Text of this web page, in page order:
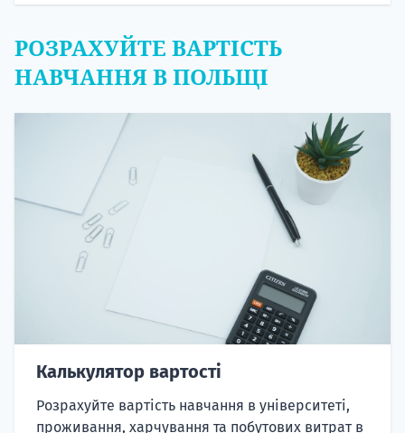
РОЗРАХУЙТЕ ВАРТІСТЬ
НАВЧАННЯ В ПОЛЬЩІ
Калькулятор вартості
Розрахуйте вартість навчання в університеті,
проживання, харчування та побутових витрат в